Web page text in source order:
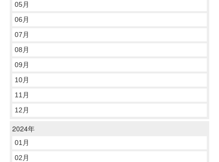
05月
06月
07月
08月
09月
10月
11月
12月
2024年
01月
02月